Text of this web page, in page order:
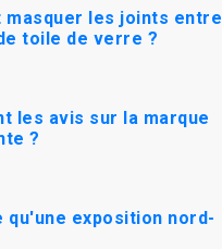
masquer les joints entre
toile de verre ?
les avis sur la marque
?
qu'une exposition nord-